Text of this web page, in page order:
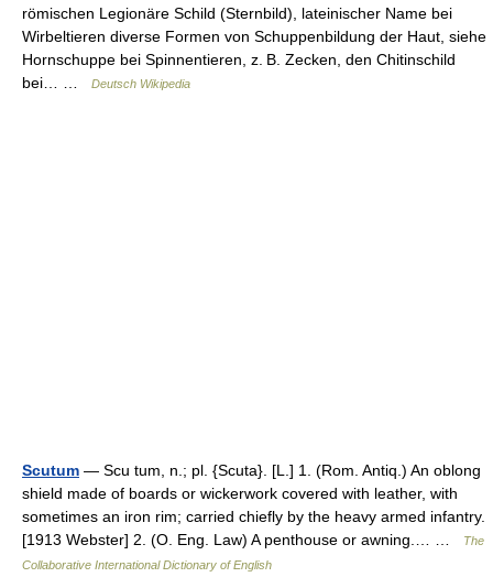
römischen Legionäre Schild (Sternbild), lateinischer Name bei
Wirbeltieren diverse Formen von Schuppenbildung der Haut, siehe
Hornschuppe bei Spinnentieren, z. B. Zecken, den Chitinschild
bei… …
Deutsch Wikipedia
Scutum — Scu tum, n.; pl. {Scuta}. [L.] 1. (Rom. Antiq.) An oblong
shield made of boards or wickerwork covered with leather, with
sometimes an iron rim; carried chiefly by the heavy armed infantry.
[1913 Webster] 2. (O. Eng. Law) A penthouse or awning.… …
The
Collaborative International Dictionary of English